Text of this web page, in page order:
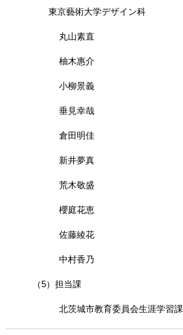
東京藝術大学デザイン科
丸山素直
柚木惠介
小柳景義
垂見幸哉
倉田明佳
新井夢真
荒木敬盛
櫻庭花恵
佐藤綾花
中村香乃
（5）担当課
北茨城市教育委員会生涯学習課